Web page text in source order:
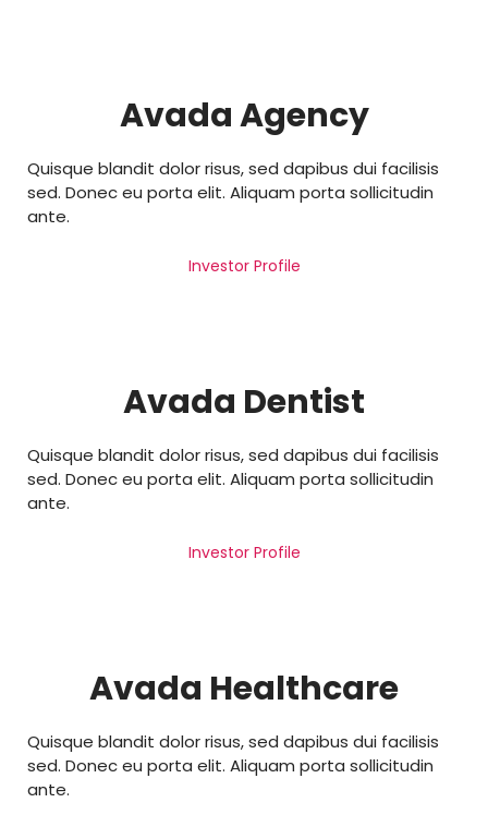
Avada Agency
Quisque blandit dolor risus, sed dapibus dui facilisis
sed. Donec eu porta elit. Aliquam porta sollicitudin
ante.
Investor Profile
Avada Dentist
Quisque blandit dolor risus, sed dapibus dui facilisis
sed. Donec eu porta elit. Aliquam porta sollicitudin
ante.
Investor Profile
Avada Healthcare
Quisque blandit dolor risus, sed dapibus dui facilisis
sed. Donec eu porta elit. Aliquam porta sollicitudin
ante.